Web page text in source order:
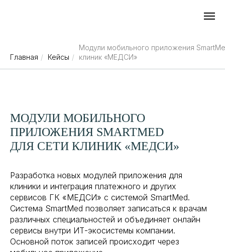
Главная / Кейсы /
Модули мобильного приложения
клиник «МЕДСИ»
МОДУЛИ МОБИЛЬНОГО
ПРИЛОЖЕНИЯ SMARTMED
ДЛЯ СЕТИ КЛИНИК «МЕДСИ»
Разработка новых модулей приложения для
клиники и интеграция платежного и других
сервисов ГК «МЕДСИ» с системой SmartMed.
Система SmartMed позволяет записаться к врачам
различных специальностей и объединяет онлайн
сервисы внутри ИТ-экосистемы компании.
Основной поток записей происходит через